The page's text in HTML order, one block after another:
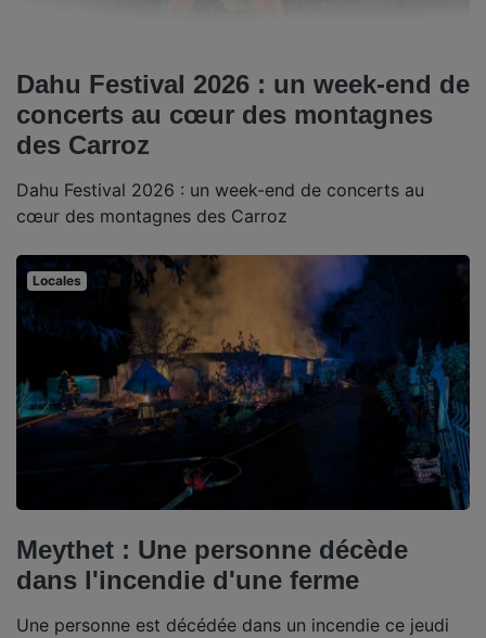
Dahu Festival 2026 : un week-end de
concerts au cœur des montagnes
des Carroz
Dahu Festival 2026 : un week-end de concerts au
cœur des montagnes des Carroz
Locales
Meythet : Une personne décède
dans l'incendie d'une ferme
Une personne est décédée dans un incendie ce jeudi